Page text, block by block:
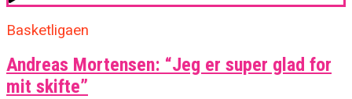
Basketligaen
Andreas Mortensen: “Jeg er super glad for
mit skifte”